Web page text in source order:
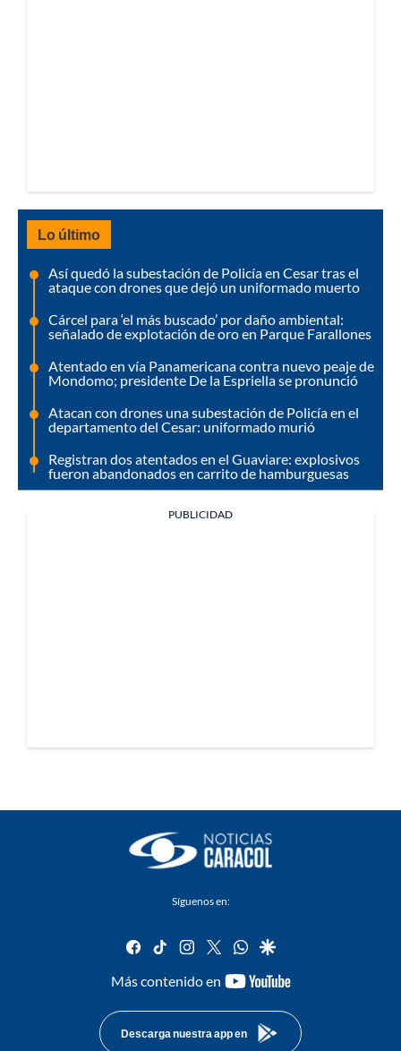
Lo último
Así quedó la subestación de Policía en Cesar tras el
ataque con drones que dejó un uniformado muerto
Cárcel para ‘el más buscado’ por daño ambiental:
señalado de explotación de oro en Parque Farallones
Atentado en vía Panamericana contra nuevo peaje de
Mondomo; presidente De la Espriella se pronunció
Atacan con drones una subestación de Policía en el
departamento del Cesar: uniformado murió
Registran dos atentados en el Guaviare: explosivos
fueron abandonados en carrito de hamburguesas
PUBLICIDAD
Síguenos en:
facebook
tiktok instagram
twitterwhatsapp
google
Más contenido en
youtube-
Descarga nuestra app en